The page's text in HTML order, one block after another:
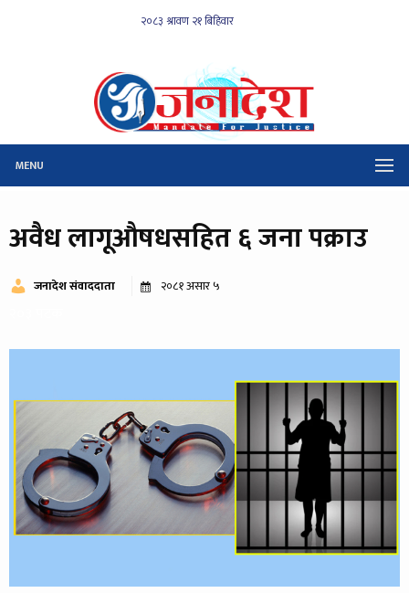
MENU
अवैध लागूऔषधसहित ६ जना पक्राउ
जनादेश संवाददाता २०८१ असार ५